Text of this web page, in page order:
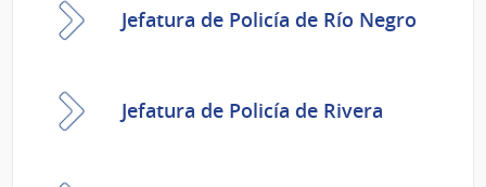
Jefatura de Policía de Río Negro
Jefatura de Policía de Rivera